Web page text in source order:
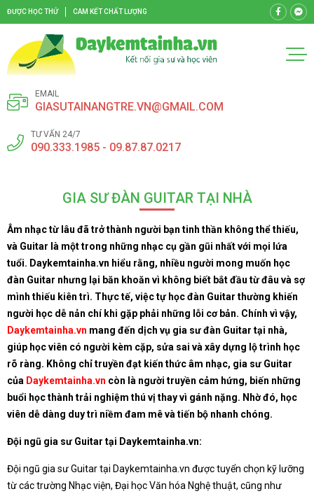
ĐƯỢC HỌC THỬ CAM KẾT CHẤT LƯỢNG
EMAIL
GIASUTAINANGTRE.VN@GMAIL.COM
TƯ VẤN 24/7
090.333.1985 - 09.87.87.0217
GIA SƯ ĐÀN GUITAR TẠI NHÀ
Âm nhạc từ lâu đã trở thành người bạn tinh thần không thể thiếu,
và Guitar là một trong những nhạc cụ gần gũi nhất với mọi lứa
tuổi. Daykemtainha.vn hiểu rằng, nhiều người mong muốn học
đàn Guitar nhưng lại băn khoăn vì không biết bắt đầu từ đâu và sợ
mình thiếu kiên trì. Thực tế, việc tự học đàn Guitar thường khiến
người học dễ nản chí khi gặp phải những lỗi cơ bản. Chính vì vậy,
Daykemtainha.vn mang đến dịch vụ gia sư đàn Guitar tại nhà,
giúp học viên có người kèm cặp, sửa sai và xây dựng lộ trình học
rõ ràng. Không chỉ truyền đạt kiến thức âm nhạc, gia sư Guitar
của Daykemtainha.vn còn là người truyền cảm hứng, biến những
buổi học thành trải nghiệm thú vị thay vì gánh nặng. Nhờ đó, học
viên dễ dàng duy trì niềm đam mê và tiến bộ nhanh chóng.
Đội ngũ gia sư Guitar tại Daykemtainha.vn:
Đội ngũ gia sư Guitar tại Daykemtainha.vn được tuyển chọn kỹ lưỡng
từ các trường Nhạc viện, Đại học Văn hóa Nghệ thuật, cũng như